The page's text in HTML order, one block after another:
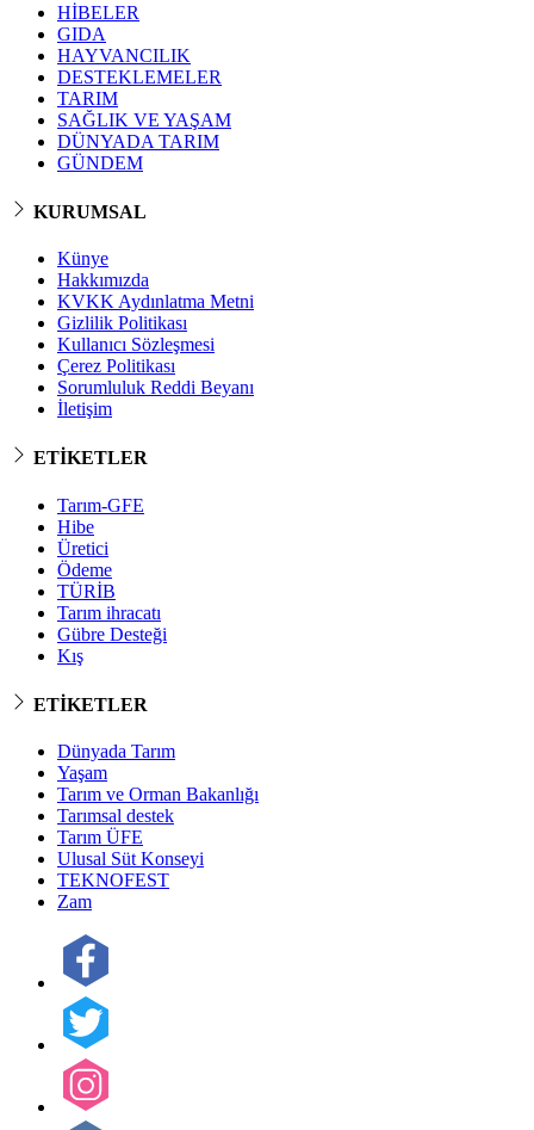
HİBELER
GIDA
HAYVANCILIK
DESTEKLEMELER
TARIM
SAĞLIK VE YAŞAM
DÜNYADA TARIM
GÜNDEM
KURUMSAL
Künye
Hakkımızda
KVKK Aydınlatma Metni
Gizlilik Politikası
Kullanıcı Sözleşmesi
Çerez Politikası
Sorumluluk Reddi Beyanı
İletişim
ETİKETLER
Tarım-GFE
Hibe
Üretici
Ödeme
TÜRİB
Tarım ihracatı
Gübre Desteği
Kış
ETİKETLER
Dünyada Tarım
Yaşam
Tarım ve Orman Bakanlığı
Tarımsal destek
Tarım ÜFE
Ulusal Süt Konseyi
TEKNOFEST
Zam